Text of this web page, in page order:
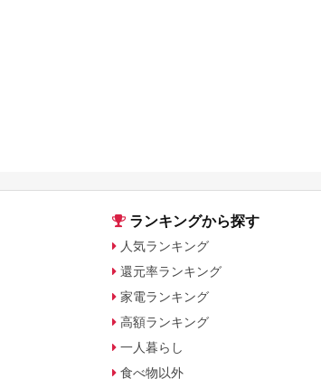
ランキングから探す
人気ランキング
還元率ランキング
家電ランキング
高額ランキング
一人暮らし
食べ物以外